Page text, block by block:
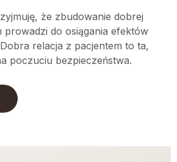
że zbudowanie dobrej
prowadzi do osiągania efektów
relacja z pacjentem to ta,
poczuciu bezpieczeństwa.